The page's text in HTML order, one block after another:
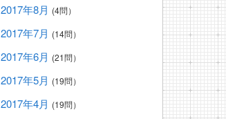
2017年8月 (4問）
2017年7月 (14問）
2017年6月 (21問）
2017年5月 (19問）
2017年4月 (19問）